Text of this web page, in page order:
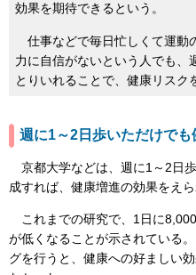
効果を期待できるという。
仕事などで毎日忙しくて運動
力に自信がないという人でも、
とりいれることで、健康リスク
週に1～2日歩いただけで
京都大学などは、週に1～2日
成すれば、健康増進の効果をえ
これまでの研究で、1日に
が低くなることが示されている
グを行うと、健康への好ましい